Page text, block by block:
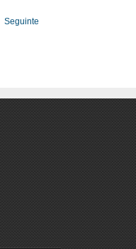
Seguinte